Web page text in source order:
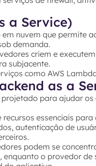
a Service)
nuvem que permite
demanda.
criem e
subjacente.
como AWS
as a
para ajudar
essenciais
autenticação de
podem se
o provedor